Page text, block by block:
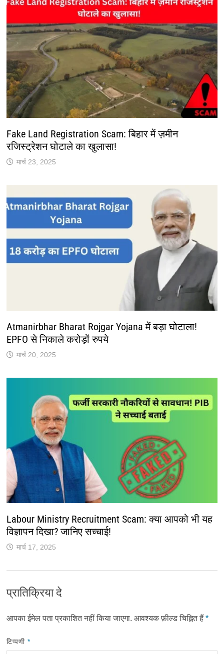
Fake Land Registration Scam: बिहार में ज़मीन
रजिस्ट्रेशन घोटाले का खुलासा!
मार्च 23, 2025
Atmanirbhar Bharat Rojgar Yojana में बड़ा घोटाला!
EPFO से निकाले करोड़ों रुपये
मार्च 20, 2025
Labour Ministry Recruitment Scam: क्या आपको भी यह
विज्ञापन दिखा? जानिए सच्चाई!
मार्च 17, 2025
प्रातिक्रिया दे
आपका ईमेल पता प्रकाशित नहीं किया जाएगा. आवश्यक फ़ील्ड चिह्नित हैं *
टिप्पणी*